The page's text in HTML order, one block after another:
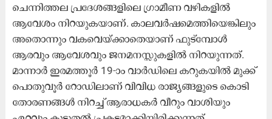
ചെന്നിത്തല പ്രദേശങ്ങളിലെ ഗ്രാമീണ വഴികളിൽ
ആവേശം നിറയുകയാണ്. കാലവർഷമെത്തിയെങ്കിലും
അതൊന്നും വകവെയ്ക്കാതെയാണ് ഫുട്മ്പോൾ
ആരവും ആവേശവും ജനമനസ്സുകളിൽ നിറയുന്നത്.
മാന്നാർ ഇരമത്തൂർ 19-ാം വാർഡിലെ കറുകയിൽ മുക്ക്
പൊതുവൂർ റോഡിലാണ് വിവിധ രാജ്യങ്ങളുടെ കൊടി
തോരണങ്ങൾ നിറച്ച് ആരാധകർ വീറും വാശിയും